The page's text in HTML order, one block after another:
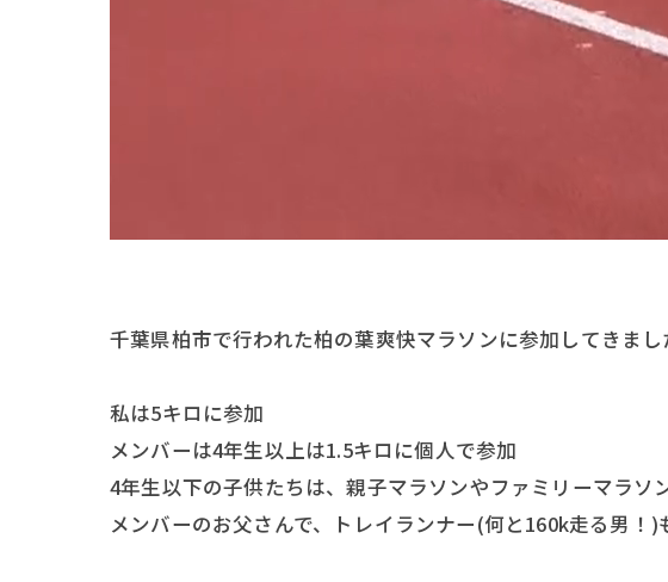
千葉県柏市で行われた柏の葉爽快マラソンに参加してきま
私は5キロに参加
メンバーは4年生以上は1.5キロに個人で参加
4年生以下の子供たちは、親子マラソンやファミリーマラソ
メンバーのお父さんで、トレイランナー(何と160k走る男！)